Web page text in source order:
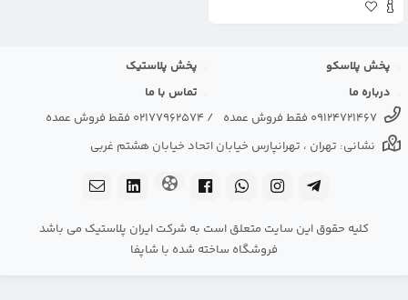
پخش پلاسکو
پخش پلاستیک
درباره ما
تماس با ما
09124721467 فقط فروش عمده
/ 02177962574 فقط فروش عمده
نشانی: تهران ، تهرانپارس خیابان اتحاد خیابان هشتم غربی
کلیه حقوق این سایت متعلق است به شرکت ایران پلاستیک می باشد
فروشگاه ساخته شده با شاپفا